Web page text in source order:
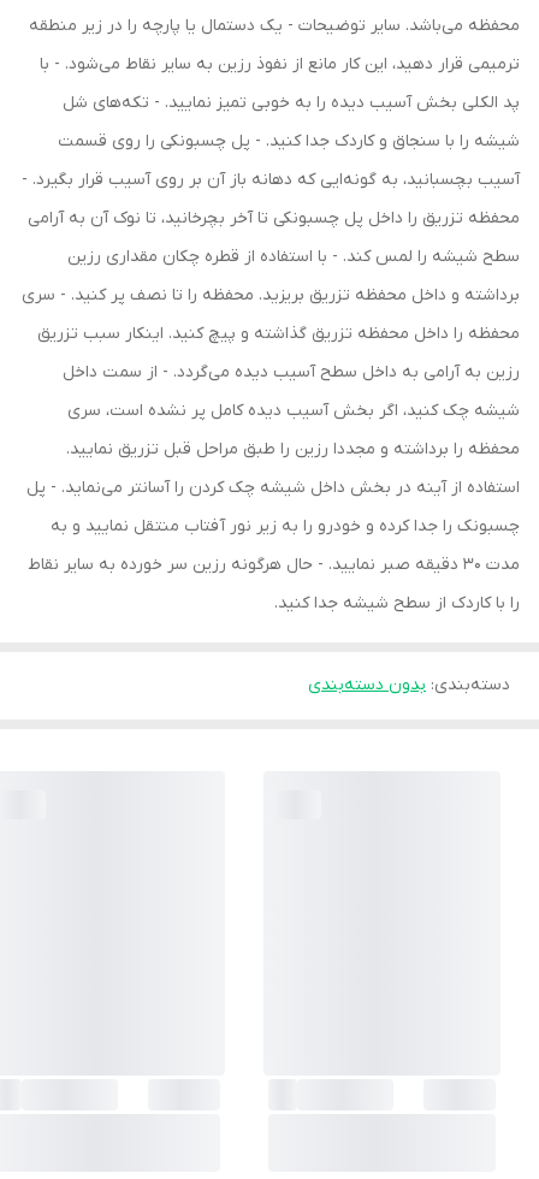
محفظه می‌باشد. سایر توضیحات - یک دستمال یا پارچه را در زیر منطقه
ترمیمی قرار دهید، این کار مانع از نفوذ رزین به سایر نقاط می‌شود. - با
پد الکلی بخش آسیب دیده را به خوبی تمیز نمایید. - تکه‌های شل
شیشه را با سنجاق و کاردک جدا کنید. - پل چسبونکی را روی قسمت
آسیب بچسبانید، به گونه‌ایی که دهانه باز آن بر روی آسیب قرار بگیرد. -
محفظه تزریق را داخل پل چسبونکی تا آخر بچرخانید، تا نوک آن به آرامی
سطح شیشه را لمس کند. - با استفاده از قطره چکان مقداری رزین
برداشته و داخل محفظه تزریق بریزید. محفظه را تا نصف پر کنید. - سری
محفظه را داخل محفظه تزریق گذاشته و پیچ کنید. اینکار سبب تزریق
رزین به آرامی به داخل سطح آسیب دیده می‌گردد. - از سمت داخل
شیشه چک کنید، اگر بخش آسیب دیده کامل پر نشده است، سری
محفظه را برداشته و مجددا رزین را طبق مراحل قبل تزریق نمایید.
استفاده از آینه در بخش داخل شیشه چک کردن را آسانتر می‌نماید. - پل
چسبونک را جدا کرده و خودرو را به زیر نور آفتاب منتقل نمایید و به
مدت 30 دقیقه صبر نمایید. - حال هرگونه رزین سر خورده به سایر نقاط
را با کاردک از سطح شیشه جدا کنید.
دسته‌بندی: بدون دسته‌بندی